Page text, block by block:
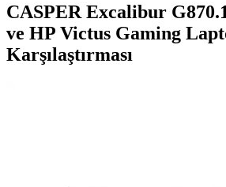
CASPER Excalibur
ve HP Victus Gaming
Karşılaştırması